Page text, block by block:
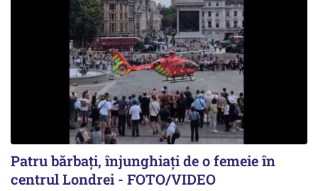
Patru bărbați, înjunghiați de o femeie în
centrul Londrei - FOTO/VIDEO